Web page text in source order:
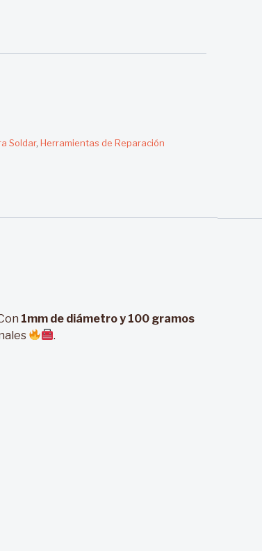
Soldar, Herramientas de Reparación
1mm de diámetro y 100 gramos
.